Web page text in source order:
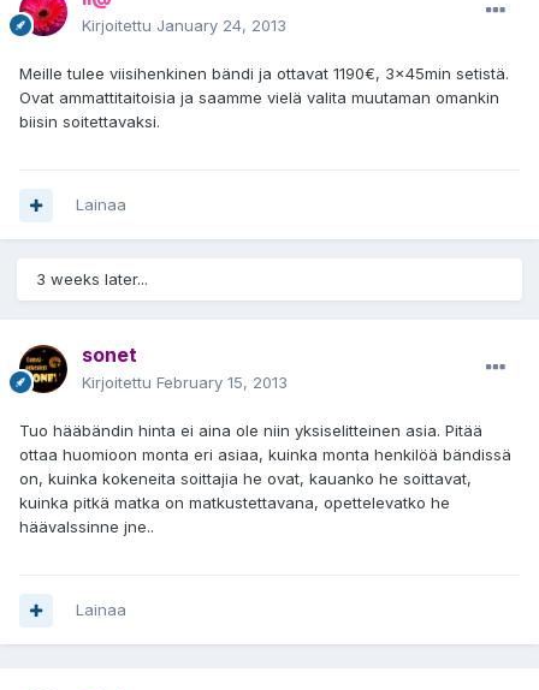
Kirjoitettu January 24, 2013
Meille tulee viisihenkinen bändi ja ottavat 1190€, 3x45min setistä.
Ovat ammattitaitoisia ja saamme vielä valita muutaman omankin
biisin soitettavaksi.
Lainaa
3 weeks later...
sonet
Kirjoitettu February 15, 2013
Tuo hääbändin hinta ei aina ole niin yksiselitteinen asia. Pitää
ottaa huomioon monta eri asiaa, kuinka monta henkilöä bändissä
on, kuinka kokeneita soittajia he ovat, kauanko he soittavat,
kuinka pitkä matka on matkustettavana, opettelevatko he
häävalssinne jne..
Lainaa